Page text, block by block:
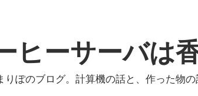
ヒーサーバは
りぽのブログ。計算機の話と、作った物の